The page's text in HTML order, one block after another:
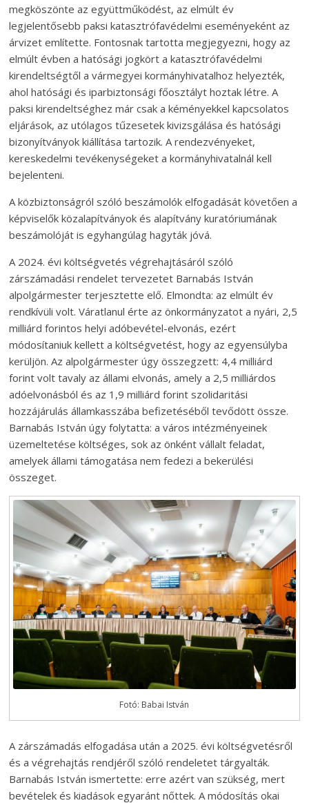
megköszönte az együttműködést, az elmúlt év
legjelentősebb paksi katasztrófavédelmi eseményeként az
árvizet említette. Fontosnak tartotta megjegyezni, hogy az
elmúlt évben a hatósági jogkört a katasztrófavédelmi
kirendeltségtől a vármegyei kormányhivatalhoz helyezték,
ahol hatósági és iparbiztonsági főosztályt hoztak létre. A
paksi kirendeltséghez már csak a kéményekkel kapcsolatos
eljárások, az utólagos tűzesetek kivizsgálása és hatósági
bizonyítványok kiállítása tartozik. A rendezvényeket,
kereskedelmi tevékenységeket a kormányhivatalnál kell
bejelenteni.
A közbiztonságról szóló beszámolók elfogadását követően a
képviselők közalapítványok és alapítvány kuratóriumának
beszámolóját is egyhangúlag hagyták jóvá.
A 2024. évi költségvetés végrehajtásáról szóló
zárszámadási rendelet tervezetet Barnabás István
alpolgármester terjesztette elő. Elmondta: az elmúlt év
rendkívüli volt. Váratlanul érte az önkormányzatot a nyári, 2,5
milliárd forintos helyi adóbevétel-elvonás, ezért
módosítaniuk kellett a költségvetést, hogy az egyensúlyba
kerüljön. Az alpolgármester úgy összegzett: 4,4 milliárd
forint volt tavaly az állami elvonás, amely a 2,5 milliárdos
adóelvonásból és az 1,9 milliárd forint szolidaritási
hozzájárulás államkasszába befizetéséből tevődött össze.
Barnabás István úgy folytatta: a város intézményeinek
üzemeltetése költséges, sok az önként vállalt feladat,
amelyek állami támogatása nem fedezi a bekerülési
összeget.
Fotó: Babai István
A zárszámadás elfogadása után a 2025. évi költségvetésről
és a végrehajtás rendjéről szóló rendeletet tárgyalták.
Barnabás István ismertette: erre azért van szükség, mert
bevételek és kiadások egyaránt nőttek. A módosítás okai